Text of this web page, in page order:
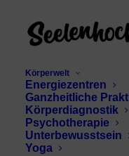
Körperwelt
Energiezentren
Ganzheitliche
Körperdiagnostik
Psychotherapie
Unterbewusstsein
Yoga